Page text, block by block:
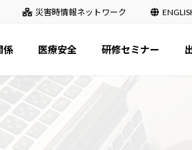
災害時情報ネットワーク
係 医療安全 研修セミナー